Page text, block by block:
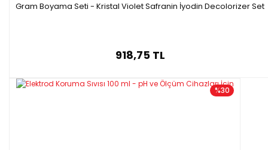
Gram Boyama Seti - Kristal Violet Safranin İyodin Decolorizer Set
918,75 TL
%30